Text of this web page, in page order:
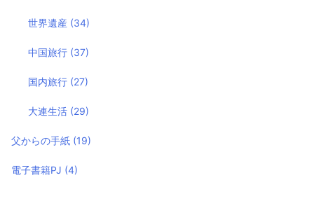
世界遺産 (34)
中国旅行 (37)
国内旅行 (27)
大連生活 (29)
父からの手紙 (19)
電子書籍PJ (4)